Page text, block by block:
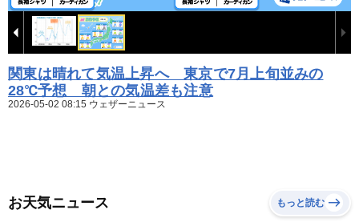
関東は晴れて気温上昇へ 東京で7月上旬並みの
28℃予想 朝との気温差も注意
2026-05-02 08:15 ウェザーニュース
お天気ニュース もっと読む